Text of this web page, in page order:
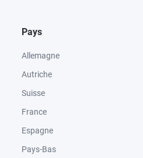
Pays
Allemagne
Autriche
Suisse
France
Espagne
Pays-Bas